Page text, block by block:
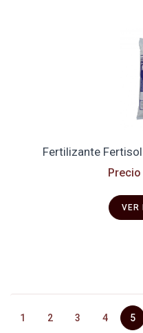
Fertilizante
VER
1 2 3 4 5